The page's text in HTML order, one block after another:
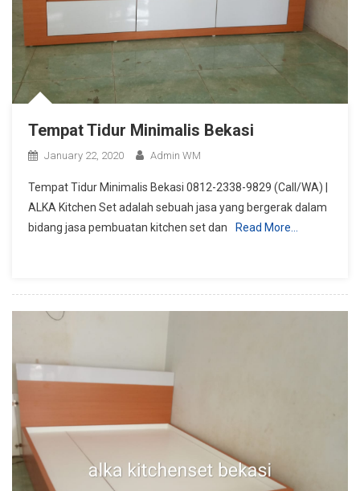
Tempat Tidur Minimalis Bekasi
January 22, 2020 Admin WM
Tempat Tidur Minimalis Bekasi 0812-2338-9829 (Call/WA) |
ALKA Kitchen Set adalah sebuah jasa yang bergerak dalam
bidang jasa pembuatan kitchen set dan
Read More…